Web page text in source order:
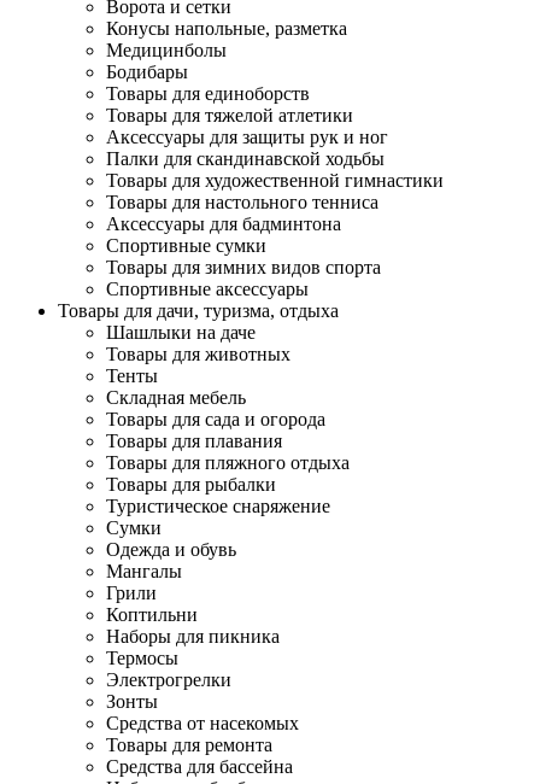
Ворота и сетки
Конусы напольные, разметка
Медицинболы
Бодибары
Товары для единоборств
Товары для тяжелой атлетики
Аксессуары для защиты рук и ног
Палки для скандинавской ходьбы
Товары для художественной гимнастики
Товары для настольного тенниса
Аксессуары для бадминтона
Спортивные сумки
Товары для зимних видов спорта
Спортивные аксессуары
Товары для дачи, туризма, отдыха
Шашлыки на даче
Товары для животных
Тенты
Складная мебель
Товары для сада и огорода
Товары для плавания
Товары для пляжного отдыха
Товары для рыбалки
Туристическое снаряжение
Сумки
Одежда и обувь
Мангалы
Грили
Коптильни
Наборы для пикника
Термосы
Электрогрелки
Зонты
Средства от насекомых
Товары для ремонта
Средства для бассейна